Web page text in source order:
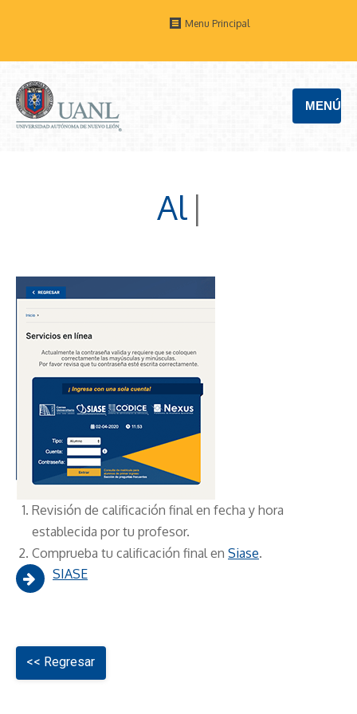
Menu Principal
MENÚ
Al |
Revisión de calificación final en fecha y hora
establecida por tu profesor.
Comprueba tu calificación final en Siase.
SIASE
<< Regresar